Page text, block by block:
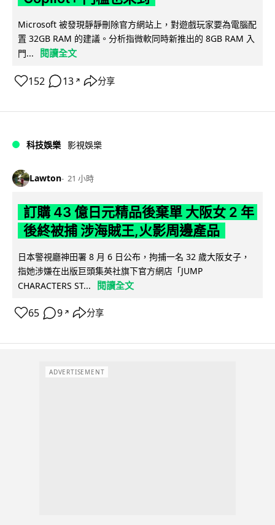
Microsoft 被發現靜靜刪除官方網站上，對遊戲玩家要為電腦配
置 32GB RAM 的建議。分析指微軟同時新推出的 8GB RAM 入
門...
閱讀全文
152 13 ↗ 分享
科技娛樂 影視娛樂
Lawton 21 小時
訂購 43 億日元精品後棄單 大阪女 2 年
後終被捕 涉海賊王,火影周邊產品
日本警視廳神田署 8 月 6 日公布，拘捕一名 32 歲大阪女子，
指她涉嫌在出版巨頭集英社旗下官方網店「JUMP
CHARACTERS ST...
閱讀全文
65 9 ↗ 分享
ADVERTISEMENT